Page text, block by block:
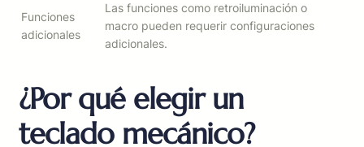
Funciones
adicionales
Las funciones como retroiluminación o
macro pueden requerir configuraciones
adicionales.
¿Por qué elegir un
teclado mecánico?